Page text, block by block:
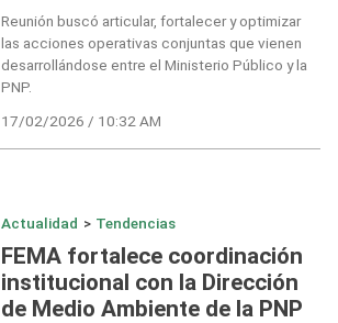
Reunión buscó articular, fortalecer y optimizar
las acciones operativas conjuntas que vienen
desarrollándose entre el Ministerio Público y la
PNP.
17/02/2026 / 10:32 AM
Actualidad > Tendencias
FEMA fortalece coordinación
institucional con la Dirección
de Medio Ambiente de la PNP